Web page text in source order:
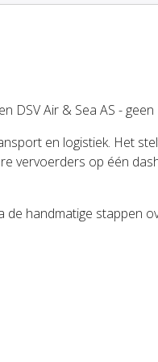
DSV Air & Sea AS -
en logistiek. Het
vervoerders op één
de handmatige stappen